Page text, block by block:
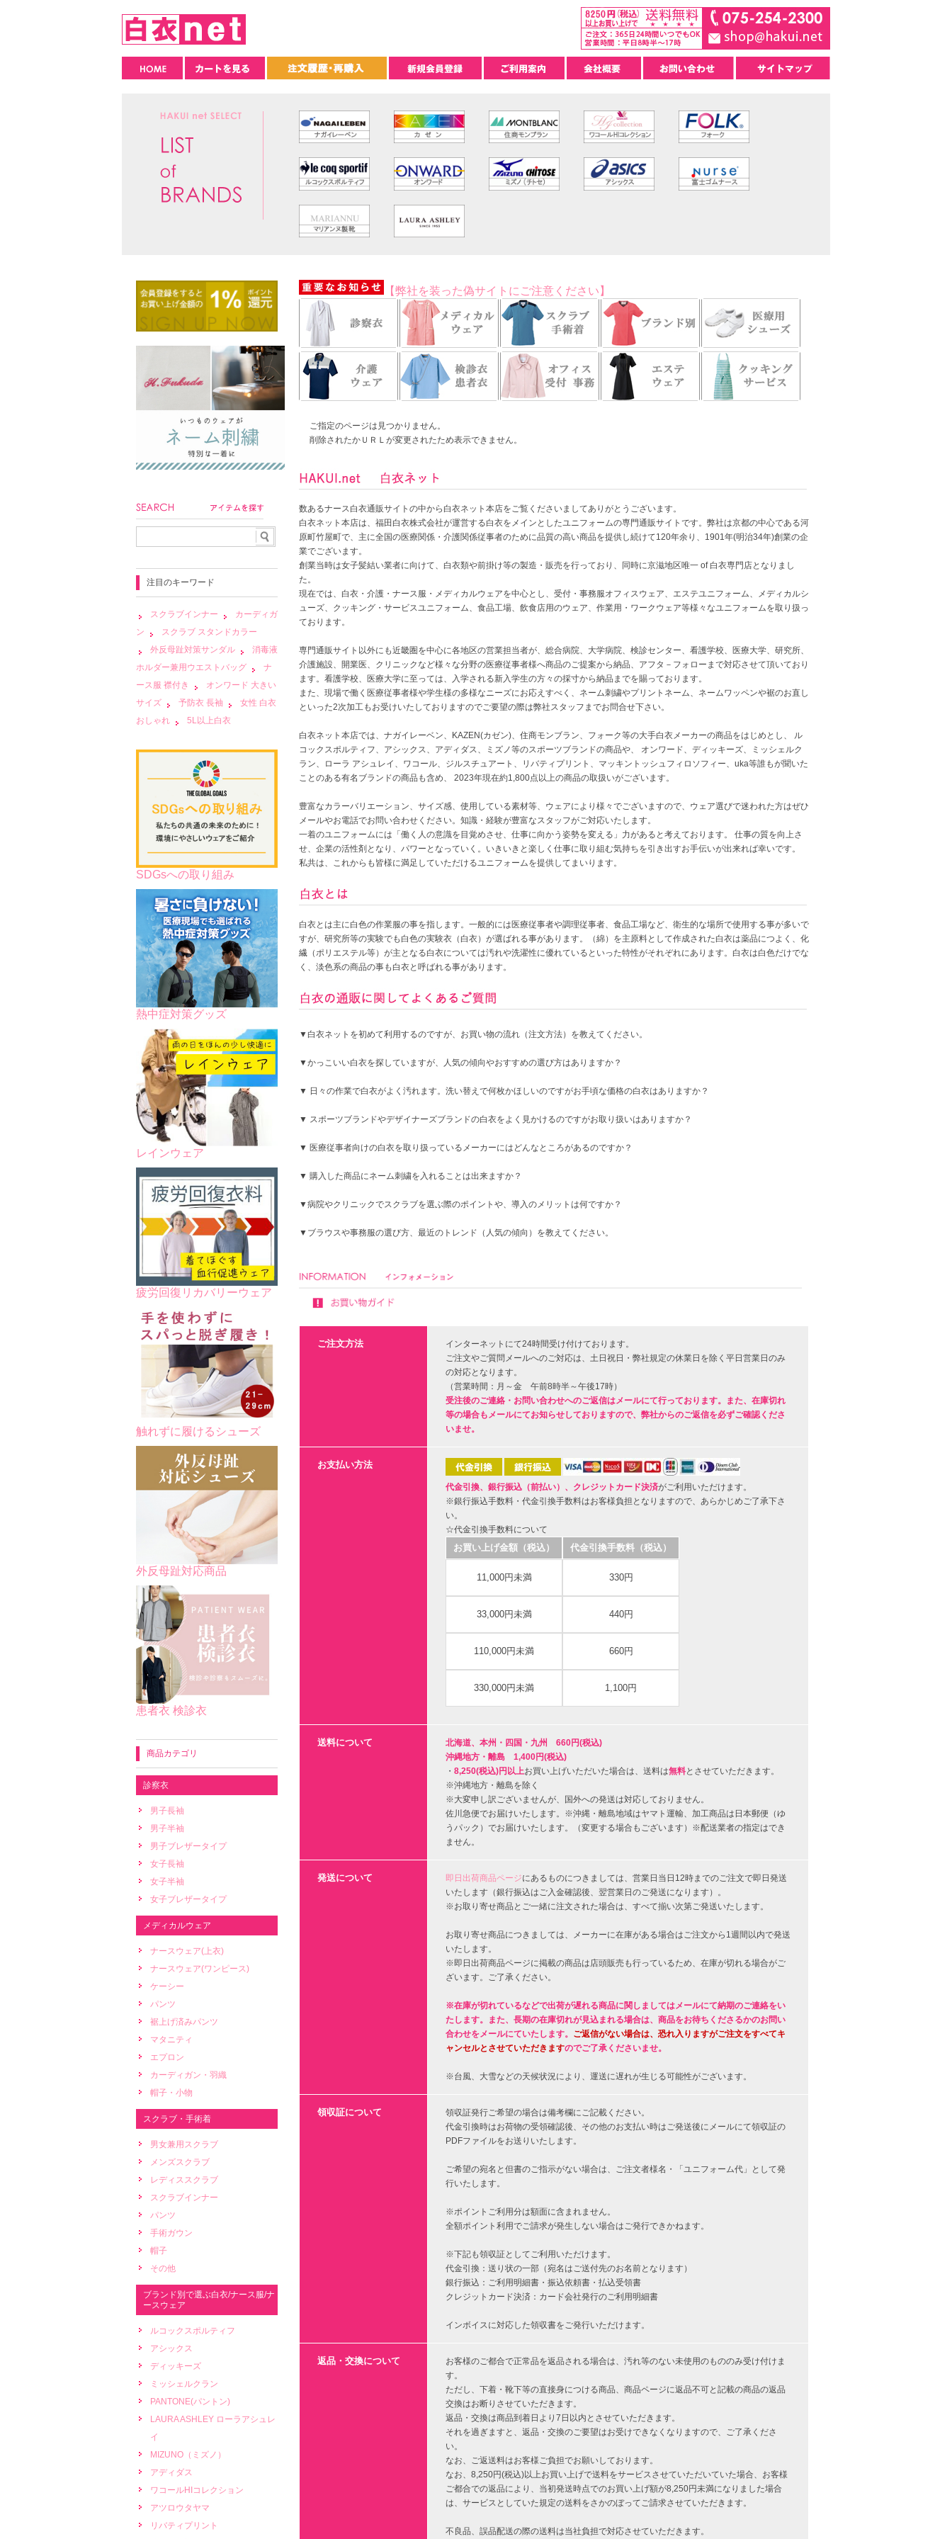
【弊社を装った偽サイトにご注意ください】
ご指定のページは見つかりません。
削除されたかＵＲＬが変更されたため表示できません。
数あるナース白衣通販サイトの中から白衣ネット本店をご覧くださいましてありがとうございます。
白衣ネット本店は、福田白衣株式会社が運営する白衣をメインとしたユニフォームの専門通販サイトです。弊社は京都の中心である河
原町竹屋町で、主に全国の医療関係・介護関係従事者のために品質の高い商品を提供し続けて120年余り、1901年(明治34年)創業の企
業でございます。
創業当時は女子髪結い業者に向けて、白衣類や前掛け等の製造・販売を行っており、同時に京滋地区唯一 of 白衣専門店となりまし
た。
現在では、白衣・介護・ナース服・メディカルウェアを中心とし、受付・事務服オフィスウェア、エステユニフォーム、メディカルシ
ューズ、クッキング・サービスユニフォーム、食品工場、飲食店用のウェア、作業用・ワークウェア等様々なユニフォームを取り扱っ
ております。
専門通販サイト以外にも近畿圏を中心に各地区の営業担当者が、総合病院、大学病院、検診センター、看護学校、医療大学、研究所、
介護施設、開業医、クリニックなど様々な分野の医療従事者様へ商品のご提案から納品、アフタ－フォローまで対応させて頂いており
ます。看護学校、医療大学に至っては、入学される新入学生の方々の採寸から納品までを賜っております。
また、現場で働く医療従事者様や学生様の多様なニーズにお応えすべく、ネーム刺繍やプリントネーム、ネームワッペンや裾のお直し
といった2次加工もお受けいたしておりますのでご要望の際は弊社スタッフまでお問合せ下さい。
白衣ネット本店では、ナガイレーベン、KAZEN(カゼン)、住商モンブラン、フォーク等の大手白衣メーカーの商品をはじめとし、 ル
コックスポルティフ、アシックス、アディダス、ミズノ等のスポーツブランドの商品や、 オンワード、ディッキーズ、ミッシェルク
ラン、ローラ アシュレイ、ワコール、ジルスチュアート、リバティプリント、マッキントッシュフィロソフィー、uka等誰もが聞いた
ことのある有名ブランドの商品も含め、 2023年現在約1,800点以上の商品の取扱いがございます。
豊富なカラーバリエーション、サイズ感、使用している素材等、ウェアにより様々でございますので、ウェア選びで迷われた方はぜひ
メールやお電話でお問い合わせください。知識・経験が豊富なスタッフがご対応いたします。
一着のユニフォームには「働く人の意識を目覚めさせ、仕事に向かう姿勢を変える」力があると考えております。 仕事の質を向上さ
せ、企業の活性剤となり、パワーとなっていく。いきいきと楽しく仕事に取り組む気持ちを引き出すお手伝いが出来れば幸いです。
私共は、これからも皆様に満足していただけるユニフォームを提供してまいります。
白衣とは主に白色の作業服の事を指します。一般的には医療従事者や調理従事者、食品工場など、衛生的な場所で使用する事が多いで
すが、研究所等の実験でも白色の実験衣（白衣）が選ばれる事があります。（綿）を主原料として作成された白衣は薬品につよく、化
繊（ポリエステル等）が主となる白衣については汚れや洗濯性に優れているといった特性がそれぞれにあります。白衣は白色だけでな
く、淡色系の商品の事も白衣と呼ばれる事があります。
▼白衣ネットを初めて利用するのですが、お買い物の流れ（注文方法）を教えてください。
▼かっこいい白衣を探していますが、人気の傾向やおすすめの選び方はありますか？
▼ 日々の作業で白衣がよく汚れます。洗い替えで何枚かほしいのですがお手頃な価格の白衣はありますか？
▼ スポーツブランドやデザイナーズブランドの白衣をよく見かけるのですがお取り扱いはありますか？
▼ 医療従事者向けの白衣を取り扱っているメーカーにはどんなところがあるのですか？
▼ 購入した商品にネーム刺繍を入れることは出来ますか？
▼病院やクリニックでスクラブを選ぶ際のポイントや、導入のメリットは何ですか？
▼ブラウスや事務服の選び方、最近のトレンド（人気の傾向）を教えてください。
ご注文方法
インターネットにて24時間受け付けております。
ご注文やご質問メールへのご対応は、土日祝日・弊社規定の休業日を除く平日営業日のみ
の対応となります。
（営業時間：月～金 午前8時半～午後17時）
受注後のご連絡・お問い合わせへのご返信はメールにて行っております。また、在庫切れ
等の場合もメールにてお知らせしておりますので、弊社からのご返信を必ずご確認くださ
いませ。
お支払い方法
代金引換、銀行振込（前払い）、クレジットカード決済がご利用いただけます。
※銀行振込手数料・代金引換手数料はお客様負担となりますので、あらかじめご了承下さ
い。
☆代金引換手数料について
お買い上げ金額（税込） 代金引換手数料（税込）
11,000円未満 330円
33,000円未満 440円
110,000円未満 660円
330,000円未満 1,100円
送料について
北海道、本州・四国・九州 660円(税込)
沖縄地方・離島 1,400円(税込)
・ 8,250(税込)円以上お買い上げいただいた場合は、送料は無料とさせていただきます。
※沖縄地方・離島を除く
※大変申し訳ございませんが、国外への発送は対応しておりません。
佐川急便でお届けいたします。※沖縄・離島地域はヤマト運輸、加工商品は日本郵便（ゆ
うパック）でお届けいたします。（変更する場合もございます）※配送業者の指定はでき
ません。
発送について 即日出荷商品ページにあるものにつきましては、営業日当日12時までのご注文で即日発送
いたします（銀行振込はご入金確認後、翌営業日のご発送になります）。
※お取り寄せ商品とご一緒に注文された場合は、すべて揃い次第ご発送いたします。
お取り寄せ商品につきましては、メーカーに在庫がある場合はご注文から1週間以内で発送
いたします。
※即日出荷商品ページに掲載の商品は店頭販売も行っているため、在庫が切れる場合がご
ざいます。ご了承ください。
※在庫が切れているなどで出荷が遅れる商品に関しましてはメールにて納期のご連絡をい
たします。また、長期の在庫切れが見込まれる場合は、商品をお待ちくださるかのお問い
合わせをメールにていたします。 ご返信がない場合は、恐れ入りますがご注文をすべてキ
ャンセルとさせていただきますのでご了承くださいませ。
※台風、大雪などの天候状況により、運送に遅れが生じる可能性がございます。
領収証について
領収証発行ご希望の場合は備考欄にご記載ください。
代金引換時はお荷物の受領確認後、その他のお支払い時はご発送後にメールにて領収証の
PDFファイルをお送りいたします。
ご希望の宛名と但書のご指示がない場合は、ご注文者様名・「ユニフォーム代」として発
行いたします。
※ポイントご利用分は額面に含まれません。
全額ポイント利用でご請求が発生しない場合はご発行できかねます。
※下記も領収証としてご利用いただけます。
代金引換：送り状の一部（宛名はご送付先のお名前となります）
銀行振込：ご利用明細書・振込依頼書・払込受領書
クレジットカード決済：カード会社発行のご利用明細書
インボイスに対応した領収書をご発行いただけます。
返品・交換について
お客様のご都合で正常品を返品される場合は、汚れ等のない未使用のもののみ受け付けま
す。
ただし、下着・靴下等の直接身につける商品、商品ページに返品不可と記載の商品の返品
交換はお断りさせていただきます。
返品・交換は商品到着日より7日以内とさせていただきます。
それを過ぎますと、返品・交換のご要望はお受けできなくなりますので、ご了承くださ
い。
なお、ご返送料はお客様ご負担でお願いしております。
なお、8,250円(税込)以上お買い上げで送料をサービスさせていただいていた場合、お客様
ご都合での返品により、当初発送時点でのお買い上げ額が8,250円未満になりました場合
は、サービスとしていた規定の送料をさかのぼってご請求させていただきます。
不良品、誤品配送の際の送料は当社負担で対応させていただきます。
注目のキーワード
スクラブインナー
カーディガ
ン
スクラブ スタンドカラー
外反母趾対策サンダル
消毒液
ホルダー兼用ウエストバッグ
ナ
ース服 襟付き
オンワード 大きい
サイズ
予防衣 長袖
女性 白衣
おしゃれ
5L以上白衣
SDGsへの取り組み
熱中症対策グッズ
レインウェア
疲労回復リカバリーウェア
触れずに履けるシューズ
外反母趾対応商品
患者衣 検診衣
商品カテゴリ
診察衣
男子長袖
男子半袖
男子ブレザータイプ
女子長袖
女子半袖
女子ブレザータイプ
メディカルウェア
ナースウェア(上衣)
ナースウェア(ワンピース)
ケーシー
パンツ
裾上げ済みパンツ
マタニティ
エプロン
カーディガン・羽織
帽子・小物
スクラブ・手術着
男女兼用スクラブ
メンズスクラブ
レディススクラブ
スクラブインナー
パンツ
手術ガウン
帽子
その他
ブランド別で選ぶ白衣/ナース服/ナ
ースウェア
ルコックスポルティフ
アシックス
ディッキーズ
ミッシェルクラン
PANTONE(パントン)
LAURA ASHLEY ローラアシュレ
イ
MIZUNO（ミズノ）
アディダス
ワコールHIコレクション
アツロウタヤマ
リバティプリント